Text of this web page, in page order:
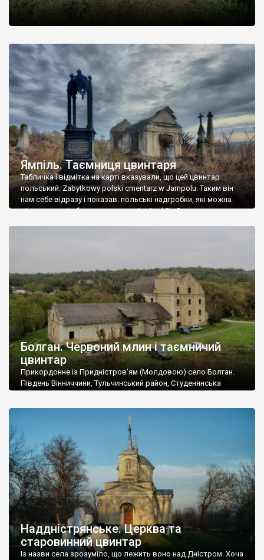
Ямпіль. Таємниця цвинтаря
Табличка і відмітка на карті вказували, що цей цвинтар
польський. Zabytkowy polski cmentarz w Jampolu. Таким він
нам себе відразу і показав: польські надгробки, які можна
віднести до фабричних, польські епітафії… Загалом цвинтар
Болган. Червоний млин і таємничий
цвинтар
Прикордонне із Придністров’ям (Молдовою) село Болган.
Південь Вінниччини, Тульчинський район, Студенянська
старовинний цвинтар із кам’яними хрестами. Всі епітафії, які
збереглися, написані кирилицею, церковнослов’янською
мовою. За всіма традиційними ознаками – цвинтар
український. Хрести датуються 19 століттям. У 1924-1940
роках Болган […]
Наддністрянське. Церква та
старовинний цвинтар
Із назви села зрозуміло, що лежить воно над Дністром. Хоча